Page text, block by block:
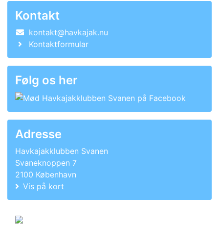
Kontakt
kontakt@havkajak.nu
Kontaktformular
Følg os her
Adresse
Havkajakklubben Svanen
Svaneknoppen 7
2100 København
Vis på kort